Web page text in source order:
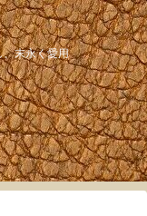
、末永く愛用